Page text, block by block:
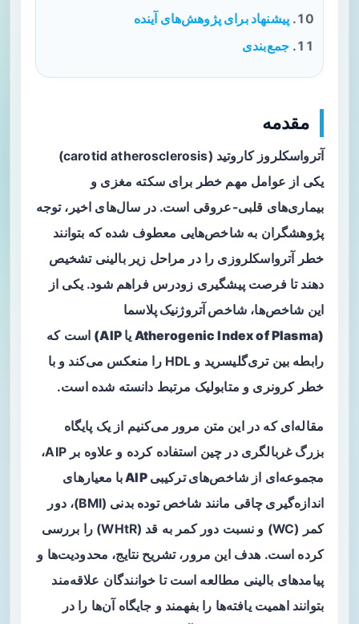
پیشنهاد برای پژوهش‌های آینده
جمع‌بندی
مقدمه
آترواسکلروز کاروتید (carotid atherosclerosis)
یکی از عوامل مهم خطر برای سکته مغزی و
بیماری‌های قلبی-عروقی است. در سال‌های اخیر، توجه
پژوهشگران به شاخص‌هایی معطوف شده که بتوانند
خطر آترواسکلروزی را در مراحل زیر بالینی تشخیص
دهند تا فرصت پیشگیری زودرس فراهم شود. یکی از
این شاخص‌ها، شاخص آتروژنیک پلاسما
(Atherogenic Index of Plasma یا AIP)
است که
رابطه بین تری‌گلیسرید و HDL را منعکس می‌کند و با
خطر کرونری و متابولیک مرتبط دانسته شده است.
مقاله‌ای که در این متن مرور می‌کنیم از یک پایگاه
بزرگ غربالگری در چین استفاده کرده و علاوه بر AIP،
مجموعه‌ای از
شاخص‌های ترکیبی AIP با معیارهای
اندازه‌گیری چاقی
مانند شاخص توده بدنی (BMI)، دور
کمر (WC) و نسبت دور کمر به قد (WHtR) را بررسی
کرده است. هدف این مرور، تشریح نتایج، محدودیت‌ها و
پیامدهای بالینی مطالعه است تا خوانندگان علاقه‌مند
بتوانند اهمیت یافته‌ها را بفهمند و جایگاه آن‌ها را در